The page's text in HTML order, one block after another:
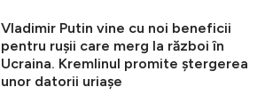
Vladimir Putin vine cu noi beneficii
pentru rușii care merg la război în
Ucraina. Kremlinul promite ștergerea
unor datorii uriașe